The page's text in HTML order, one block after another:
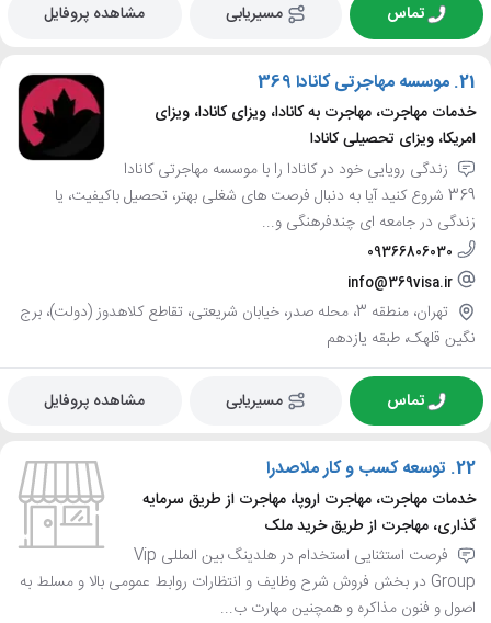
تماس مسیریابی مشاهده پروفایل
21. موسسه مهاجرتی کانادا 369
خدمات مهاجرت، مهاجرت به کانادا، ویزای کانادا، ویزای
امریکا، ویزای تحصیلی کانادا
زندگی رویایی خود در کانادا را با موسسه مهاجرتی کانادا
369 شروع کنید آیا به دنبال فرصت های شغلی بهتر، تحصیل باکیفیت، یا
زندگی در جامعه ای چندفرهنگی و...
09366806030
info@369visa.ir
تهران، منطقه 3، محله صدر، خیابان شریعتی، تقاطع کلاهدوز (دولت)، برج
نگین قلهک، طبقه یازدهم
تماس مسیریابی مشاهده پروفایل
22. توسعه کسب و کار ملاصدرا
خدمات مهاجرت، مهاجرت اروپا، مهاجرت از طریق سرمایه
گذاری، مهاجرت از طریق خرید ملک
فرصت استثنایی استخدام در هلدینگ بین المللی Vip
Group در بخش فروش شرح وظایف و انتظارات روابط عمومی بالا و مسلط به
اصول و فنون مذاکره و همچنین مهارت ب...